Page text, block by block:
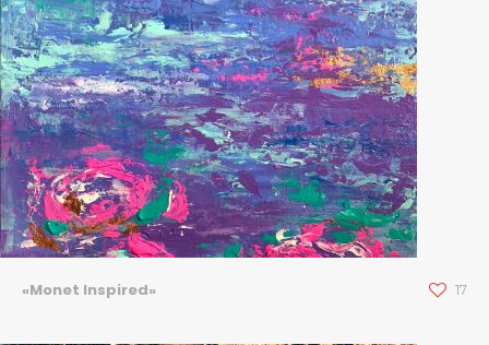
«Monet Inspired» 17